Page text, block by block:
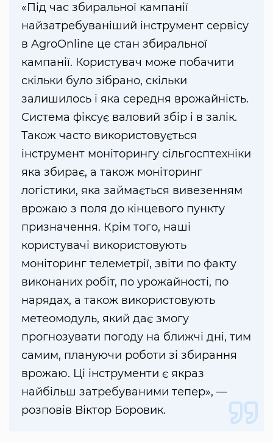
«Під час збиральної кампанії
найзатребуваніший інструмент сервісу
в AgroOnline це стан збиральної
кампанії. Користувач може побачити
скільки було зібрано, скільки
залишилось і яка середня врожайність.
Система фіксує валовий збір і в залік.
Також часто використовується
інструмент моніторингу сільгосптехніки
яка збирає, а також моніторинг
логістики, яка займається вивезенням
врожаю з поля до кінцевого пункту
призначення. Крім того, наші
користувачі використовують
моніторинг телеметрії, звіти по факту
виконаних робіт, по урожайності, по
нарядах, а також використовують
метеомодуль, який дає змогу
прогнозувати погоду на ближчі дні, тим
самим, плануючи роботи зі збирання
врожаю. Ці інструменти є якраз
найбільш затребуваними тепер», —
розповів Віктор Боровик.